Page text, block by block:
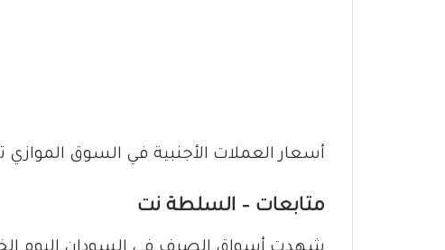
أسعار العملات الأجنبية في السوق
متابعات – السلطة نت